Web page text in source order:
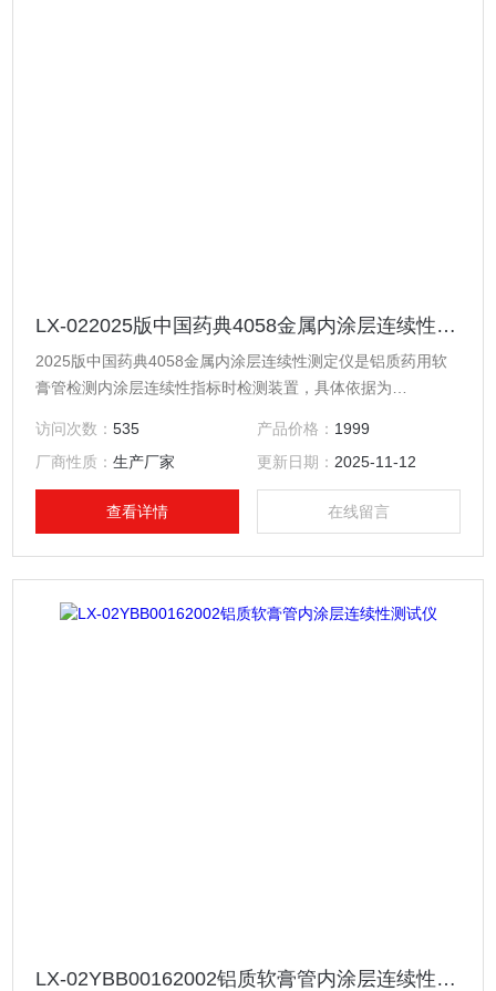
LX-022025版中国药典4058金属内涂层连续性测定仪
2025版中国药典4058金属内涂层连续性测定仪是铝质药用软
膏管检测内涂层连续性指标时检测装置，具体依据为
仪的测试要求，可以完成铝质药用软膏管的内涂层连续性指标
的测试，是质检部门、生产厂家、药厂实验室检测设备。
访问次数：535 产品价格： 1999
厂商性质：生产厂家 更新日期： 2025-11-12
查看详情 在线留言
LX-02YBB00162002铝质软膏管内涂层连续性测试仪